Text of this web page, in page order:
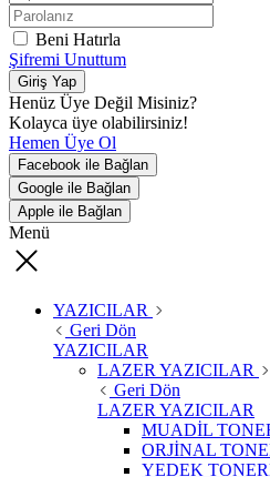
Beni Hatırla
Şifremi Unuttum
Giriş Yap
Henüz Üye Değil Misiniz?
Kolayca üye olabilirsiniz!
Hemen Üye Ol
Facebook ile Bağlan
Google ile Bağlan
Apple ile Bağlan
Menü
YAZICILAR
Geri Dön
YAZICILAR
LAZER YAZICILAR
Geri Dön
LAZER YAZICILAR
MUADİL
ORJİNAL
YEDEK